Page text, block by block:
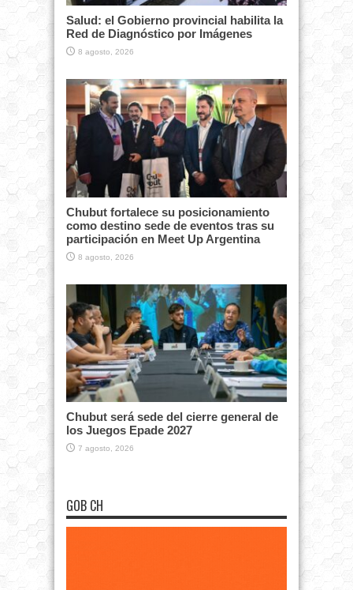
Salud: el Gobierno provincial habilita la
Red de Diagnóstico por Imágenes
8 agosto, 2026
Chubut fortalece su posicionamiento
como destino sede de eventos tras su
participación en Meet Up Argentina
8 agosto, 2026
Chubut será sede del cierre general de
los Juegos Epade 2027
7 agosto, 2026
GOB CH